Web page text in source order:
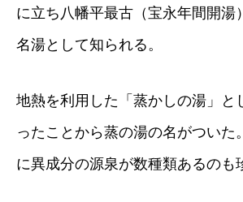
に立ち八幡平最古（宝永年間開湯
名湯として知られる。
地熱を利用した「蒸かしの湯」と
ったことから蒸の湯の名がついた
に異成分の源泉が数種類あるのも